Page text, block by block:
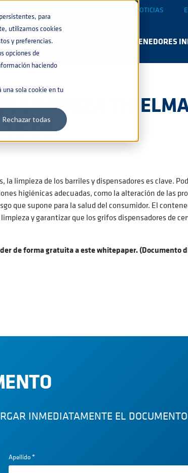
para
utilizamos cookies
y preferencias.
opciones de
haciendo
sola cookie en tu
Rechazar todas
NOTICIAS
BARRILES PARA BEBIDAS CONTENEDORES
LIMPIEZA
la limpieza de los barriles y dispensadores es clave.
higiénicas adecuadas, como la alteración de las
que supone para la salud del consumidor. El
y garantizar que los grifos dispensadores de
de forma gratuita a este whitepaper. (Documento
INMEDIATAMENTE EL DOCUMENTO
Apellido*